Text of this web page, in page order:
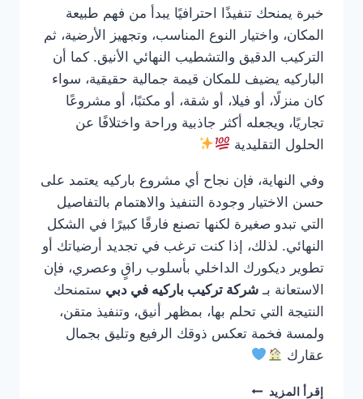
خبرة يمنحك تنفيذًا احترافيًا يبدأ من فهم طبيعة
المكان، واختيار النوع المناسب، وتجهيز الأرضية، ثم
التركيب الدقيق والتشطيب النهائي الأنيق. كما أن
الباركيه يضيف للمكان قيمة جمالية حقيقية، سواء
كان منزلًا، أو فيلا، أو شقة، أو مكتبًا، أو مشروعًا
تجاريًا، ويجعله أكثر جاذبية وراحة واختلافًا عن
الحلول التقليدية
وفي النهاية، فإن نجاح أي مشروع باركيه يعتمد على
حسن الاختيار وجودة التنفيذ والاهتمام بالتفاصيل
التي تبدو صغيرة لكنها تصنع فارقًا كبيرًا في الشكل
النهائي. لذلك، إذا كنت ترغب في تجديد أرضياتك أو
تطوير ديكورك الداخلي بأسلوب راقٍ وعصري، فإن
الاستعانة بـ شركة تركيب باركيه في دبي ستمنحك
النتيجة التي تحلم بها، بمظهر أنيق، وتنفيذ متقن،
ولمسة فخمة تعكس ذوقك الرفيع وتليق بجمال
عقارك
إقرأ المزيد شركة